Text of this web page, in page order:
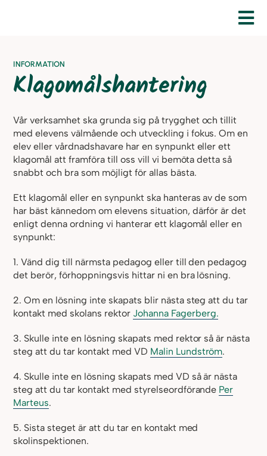
Om oss
Kontakt
Information
Vikariepool
Gå till Infomentor
INFORMATION
Klagomålshantering
Vår verksamhet ska grunda sig på trygghet och tillit
med elevens välmående och utveckling i fokus. Om en
elev eller vårdnadshavare har en synpunkt eller ett
klagomål att framföra till oss vill vi bemöta detta så
snabbt och bra som möjligt för allas bästa.
Ett klagomål eller en synpunkt ska hanteras av de som
har bäst kännedom om elevens situation, därför är det
enligt denna ordning vi hanterar ett klagomål eller en
synpunkt:
1. Vänd dig till närmsta pedagog eller till den pedagog
det berör, förhoppningsvis hittar ni en bra lösning.
2. Om en lösning inte skapats blir nästa steg att du tar
kontakt med skolans rektor Johanna Fagerberg.
3. Skulle inte en lösning skapats med rektor så är nästa
steg att du tar kontakt med VD Malin Lundström.
4. Skulle inte en lösning skapats med VD så är nästa
steg att du tar kontakt med styrelseordförande Per
Marteus.
5. Sista steget är att du tar en kontakt med
skolinspektionen.